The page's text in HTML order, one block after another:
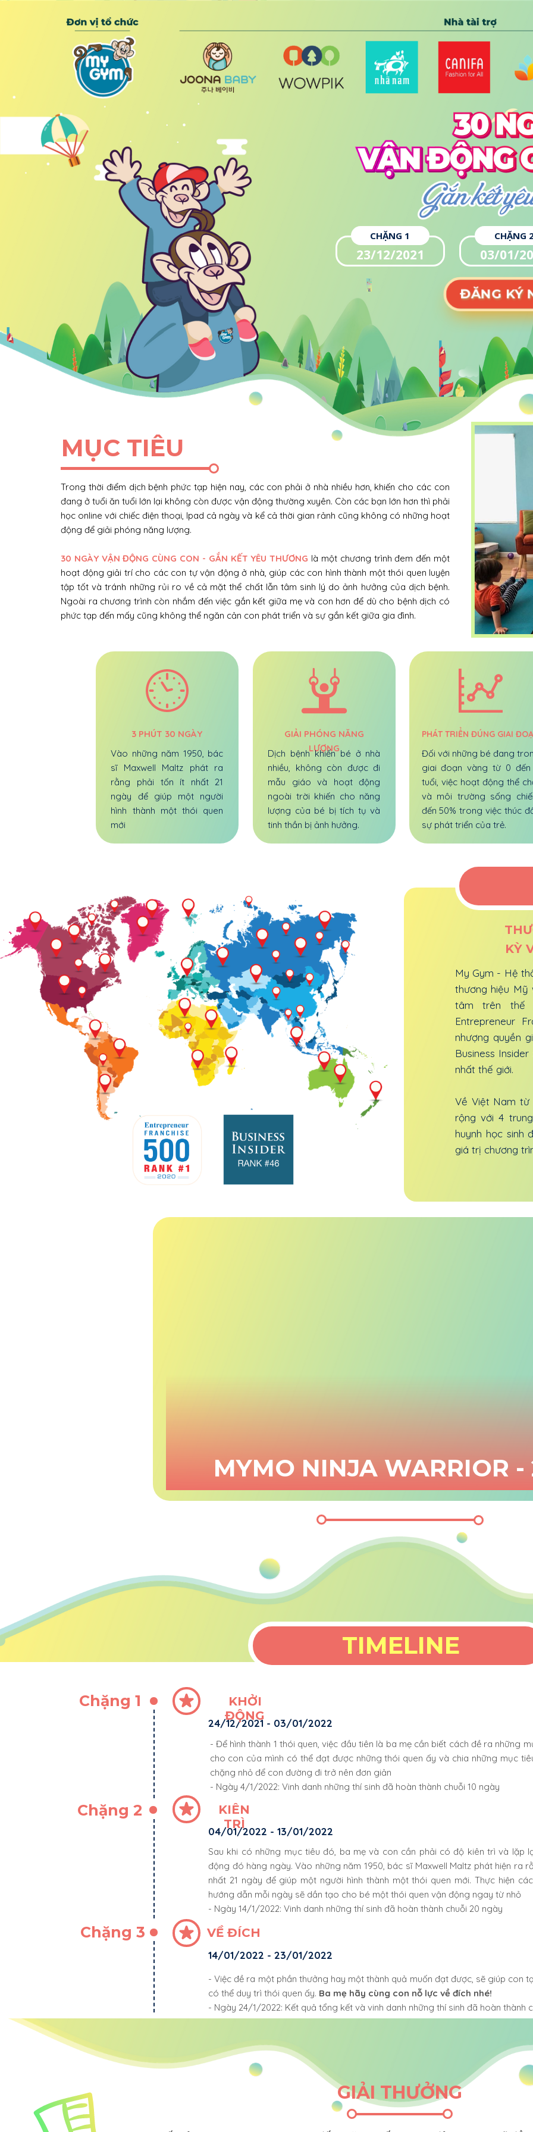
CHẶNG
03/01/
CHẶNG 1
23/12/2021
MỤC TIÊU
Trong thời điểm dịch bệnh phức tạp hiện nay, các con phải ở nhà nhiều hơn, khiến cho các con
đang ở tuổi ăn tuổi lớn lại không còn được vận động thường xuyên. Còn các bạn lớn hơn thì phải
học online với chiếc điện thoại, Ipad cả ngày và kể cả thời gian rảnh cũng không có những hoạt
động để giải phóng năng lượng.
30 NGÀY VẬN ĐỘNG CÙNG CON - GẮN KẾT YÊU THƯƠNG là một chương trình đem đến một
hoạt động giải trí cho các con tự vận động ở nhà, giúp các con hình thành một thói quen luyện
tập tốt và tránh những rủi ro về cả mặt thể chất lẫn tâm sinh lý do ảnh hưởng của dịch bệnh.
Ngoài ra chương trình còn nhắm đến việc gắn kết giữa mẹ và con hơn để dù cho bệnh dịch có
phức tạp đến mấy cũng không thể ngăn cản con phát triển và sự gắn kết giữa gia đình.
GIẢI PHÓNG NĂNG
LƯỢNG
Dịch bệnh khiến bé ở nhà
nhiều, không còn được đi
mẫu giáo và hoạt động
ngoài trời khiến cho năng
lượng của bé bị tích tụ và
tinh thần bị ảnh hưởng.
3 PHÚT 30 NGÀY
Vào những năm 1950, bác
sĩ Maxwell Maltz phát ra
rằng phải tốn ít nhất 21
ngày để giúp một người
hình thành một thói quen
mới
PHÁT TRIỂN ĐÚNG GIAI
Đối với những bé đang
giai đoạn vàng từ 0 đến
tuổi, việc hoạt động thể
và môi trường sống
đến 50% trong việc thúc
sự phát triển của trẻ.
My Gym - Hệ
thương hiệu Mỹ
tâm trên thế
Entrepreneur
nhượng quyền
Business
nhất thế giới.
Về Việt Nam từ
rộng với 4
huynh học sinh
giá trị chương
KỲ
MYMO NINJA WARRIOR -
TIMELINE
Chặng 1
24/12/2021 - 03/01/2022
- Để hình thành 1 thói quen, việc đầu tiên là ba mẹ cần biết cách đề ra những
cho con của mình có thể đạt được những thói quen ấy và chia những mục
chặng nhỏ để con đường đi trở nên đơn giản
- Ngày 4/1/2022: Vinh danh những thí sinh đã hoàn thành chuỗi 10 ngày
KHỞI
ĐỘNG
04/01/2022 - 13/01/2022
Sau khi có những mục tiêu đó, ba mẹ và con cần phải có độ kiên trì và lặp
động đó hàng ngày. Vào những năm 1950, bác sĩ Maxwell Maltz phát hiện ra
nhất 21 ngày để giúp một người hình thành một thói quen mới. Thực hiện
hướng dẫn mỗi ngày sẽ dần tạo cho bé một thói quen vận động ngay từ nhỏ
- Ngày 14/1/2022: Vinh danh những thí sinh đã hoàn thành chuỗi 20 ngày
KIÊN
TRÌ
14/01/2022 - 23/01/2022
- Việc đề ra một phần thưởng hay một thành quả muốn đạt được, sẽ giúp con
có thể duy trì thói quen ấy. Ba mẹ hãy cùng con nỗ lực về đích nhé!
- Ngày 24/1/2022: Kết quả tổng kết và vinh danh những thí sinh đã hoàn thành
VỀ ĐÍCH
Chặng 2
Chặng 3
GIẢI THƯỞNG